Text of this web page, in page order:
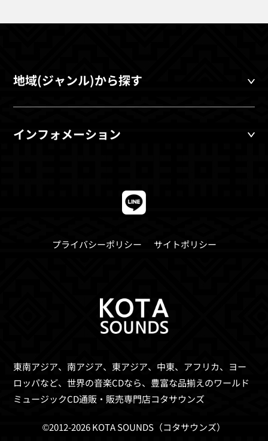
地域(ジャンル)から探す
インフォメーション
東南アジア、南アジア、東アジア、中東、アフリカ、ヨー
ロッパなど、世界の音楽CDなら、 豊富な品揃えのワールド
ミュージックCD通販・販売専門店コタサウンズ
©2012-2026 KOTA SOUNDS（コタサウンズ）
プライバシーポリシー サイトポリシー